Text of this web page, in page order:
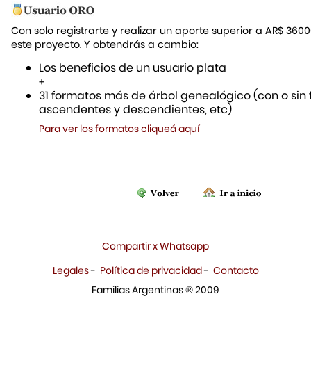
Con solo registrarte y realizar un aporte superior a AR$
este proyecto. Y obtendrás a cambio:
Los beneficios de un usuario plata
+
31 formatos más de árbol genealógico (con o sin
ascendentes y descendientes, etc)
Para ver los formatos cliqueá aquí
Compartir x Whatsapp
Legales- Política de privacidad- Contacto
Familias Argentinas ® 2009